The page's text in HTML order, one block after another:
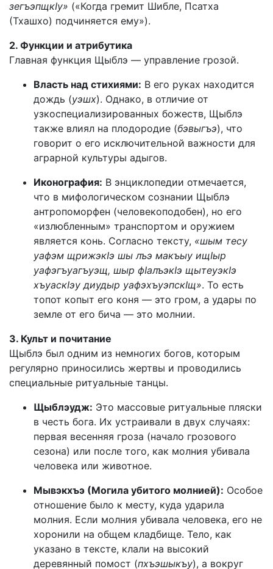
зегъэпщкIу» («Когда гремит Шибле, Псатха
(Тхашхо) подчиняется ему»).
2. Функции и атрибутика
Главная функция Щыблэ — управление грозой.
Власть над стихиями: В его руках находится
дождь (уэшх). Однако, в отличие от
узкоспециализированных божеств, Щыблэ
также влиял на плодородие (бэвыгъэ), что
говорит о его исключительной важности для
аграрной культуры адыгов.
Иконография: В энциклопедии отмечается,
что в мифологическом сознании Щыблэ
антропоморфен (человекоподобен), но его
«излюбленным» транспортом и оружием
является конь. Согласно тексту, «шым тесу
уафэм щрижэкIэ шы лъэ макъыу ищIыр
уафэгъуагъуэщ, шыр фIалъэкIэ щытеуэкIэ
хъуаскIэу диудыр уафэхъуэпскIщ». То есть
топот копыт его коня — это гром, а удары по
земле от его бича — это молнии.
3. Культ и почитание
Щыблэ был одним из немногих богов, которым
регулярно приносились жертвы и проводились
специальные ритуальные танцы.
Щыблэудж: Это массовые ритуальные пляски
в честь бога. Их устраивали в двух случаях:
первая весенняя гроза (начало грозового
сезона) или после того, как молния убивала
человека или животное.
Мывэкхъэ (Могила убитого молнией): Особое
отношение было к месту, куда ударила
молния. Если молния убивала человека, его не
хоронили на общем кладбище. Тело, как
указано в тексте, клали на высокий
деревянный помост (пхъэшыкъу), а вокруг